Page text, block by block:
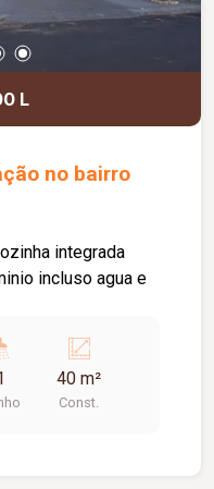
L
no bairro
integrada
40 m²
Const.